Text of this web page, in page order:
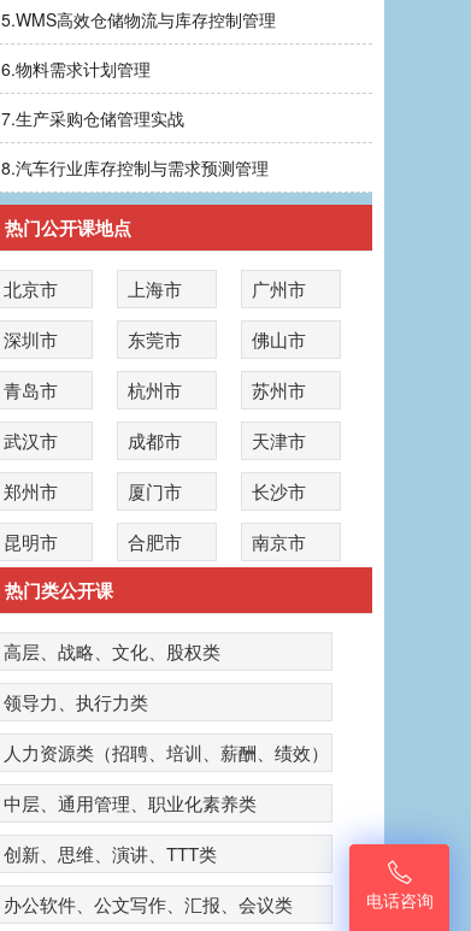
5.WMS高效仓储物流与库存控制管理
6.物料需求计划管理
7.生产采购仓储管理实战
8.汽车行业库存控制与需求预测管理
热门公开课地点
北京市 上海市
广州市
深圳市
东莞市
佛山市
青岛市
杭州市
苏州市
武汉市
成都市
天津市
郑州市
厦门市
长沙市
昆明市
合肥市 南京市
热门类公开课
高层、战略、文化、股权类
领导力、执行力类
人力资源类（招聘、培训、薪酬、绩效）
中层、通用管理、职业化素养类
创新、思维、演讲、TTT类
办公软件、公文写作、汇报、会议类

电话咨询